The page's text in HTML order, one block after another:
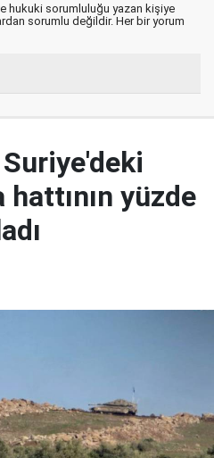
hukuki sorumluluğu yazan kişiye
sorumlu değildir. Her bir yorum
yüzde